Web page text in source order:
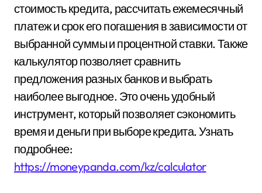
стоимость кредита, рассчитать ежемесячный
платеж и срок его погашения в зависимости от
выбранной суммы и процентной ставки. Также
калькулятор позволяет сравнить
предложения разных банков и выбрать
наиболее выгодное. Это очень удобный
инструмент, который позволяет сэкономить
время и деньги при выборе кредита. Узнать
подробнее:
https://moneypanda.com/kz/calculator